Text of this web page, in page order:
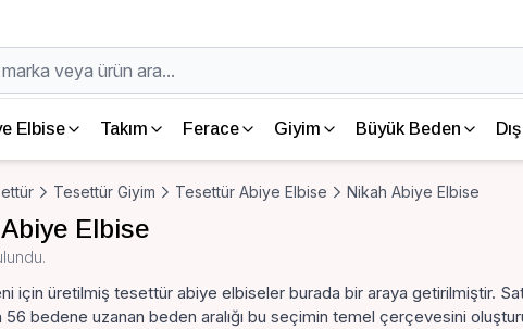
Elbise Takım Ferace Giyim Büyük Beden
Tesettür Giyim Tesettür Abiye Elbise Nikah Abiye Elbise
Elbise
için üretilmiş tesettür abiye elbiseler burada bir araya getirilmiştir.
bedene uzanan beden aralığı bu seçimin temel çerçevesini